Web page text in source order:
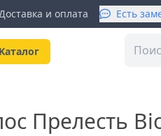
и оплата Есть
Kаталог
Прелесть